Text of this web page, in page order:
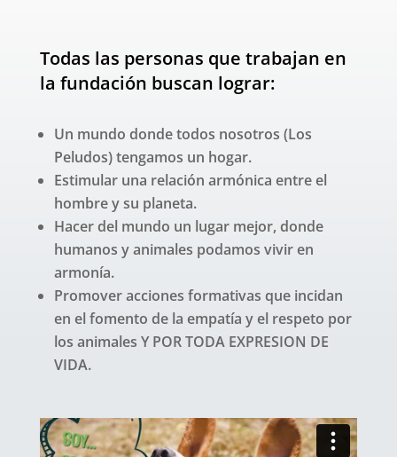
Todas las personas que trabajan en
la fundación buscan lograr:
Un mundo donde todos nosotros (Los
Peludos) tengamos un hogar.
Estimular una relación armónica entre el
hombre y su planeta.
Hacer del mundo un lugar mejor, donde
humanos y animales podamos vivir en
armonía.
Promover acciones formativas que incidan
en el fomento de la empatía y el respeto por
los animales Y POR TODA EXPRESION DE
VIDA.